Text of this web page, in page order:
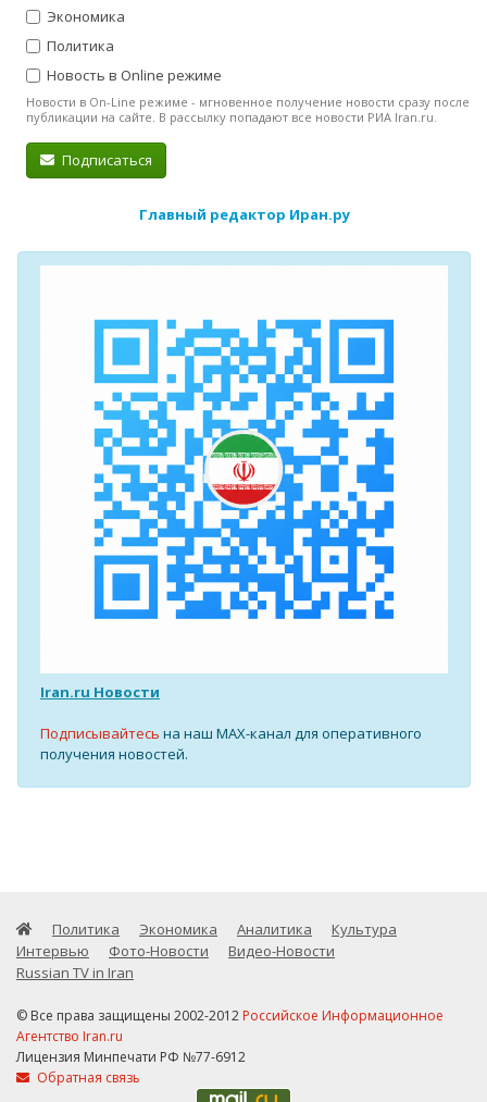
Экономика
Политика
Новость в Online режиме
Новости в On-Line режиме - мгновенное получение новости сразу после
публикации на сайте. В рассылку попадают все новости РИА Iran.ru.
Подписаться
Главный редактор Иран.ру
Iran.ru Новости
Подписывайтесь на наш MAX-канал для оперативного
получения новостей.
Политика Экономика Аналитика
Культура
Интервью
Фото-Новости
Видео-Новости
Russian TV in Iran
© Все права защищены 2002-2012 Российское Информационное
Агентство Iran.ru
Лицензия Минпечати РФ №77-6912
Обратная связь